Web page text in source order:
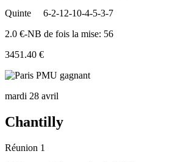
Quinte
6-2-12-10-4-5-3-7
2.0 €-NB de fois la mise: 56
3451.40 €
mardi 28 avril
Chantilly
Réunion 1